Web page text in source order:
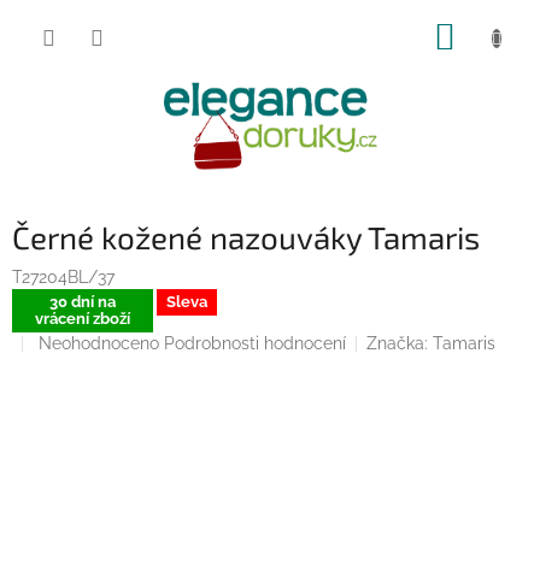
Černé kožené nazouváky Tamaris
T27204BL/37
30 dní na
vrácení zboží
Sleva
Průměrné
Neohodnoceno Podrobnosti hodnocení Značka:Tamaris